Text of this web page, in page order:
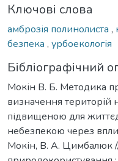
Ключові слова
амброзія полинолиста ,
безпека , урбоекологія
Бібліографічний
Мокін В. Б. Методика
визначення територій
підвищеною для
небезпекою через
Мокін, В. А. Цимбалюк //